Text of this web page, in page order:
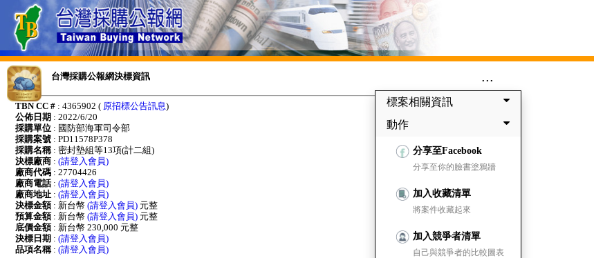
台灣採購公報網決標資訊 ...
標案相關資訊
動作
分享至Facebook
分享至你的臉書塗鴉牆
加入收藏清單
將案件收藏起來
加入競爭者清單
自己與競爭者的比較圖表
TBN CC # : 4365902 ( 原招標公告訊息)
公佈日期 : 2022/6/20
採購單位 : 國防部海軍司令部
採購案號 : PD11578P378
採購名稱: 密封墊組等13項(計二組)
決標廠商 : (請登入會員)
廠商代碼 : 27704426
廠商電話: (請登入會員)
廠商地址 : (請登入會員)
決標金額: 新台幣 (請登入會員) 元整
預算金額: 新台幣 (請登入會員) 元整
底價金額: 新台幣 230,000 元整
決標日期 : (請登入會員)
品項名稱: (請登入會員)